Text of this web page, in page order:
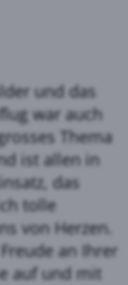
und das
war auch
Thema
ist allen in
das
tolle
von Herzen.
an Ihrer
auf und mit